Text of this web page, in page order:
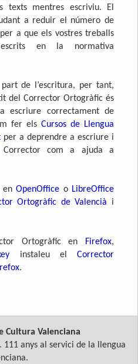
texts mentres escriviu. El
a reduir el número de
a que els vostres treballs
escrits en la normativa
part de l’escritura, per tant,
del Corrector Ortogràfic és
escriure correctament de
fer els Cursos de Llengua
per a deprendre a escriure i
com a ajuda a
en OpenOffice o LibreOffice
Ortogràfic de Valencià i
Ortogràfic en Firefox,
instaleu elCorrector
.
Cultura Valenciana
111 anys al servici de la llengua